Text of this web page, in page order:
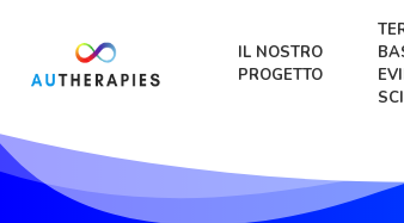
IL NOSTRO
PROGETTO